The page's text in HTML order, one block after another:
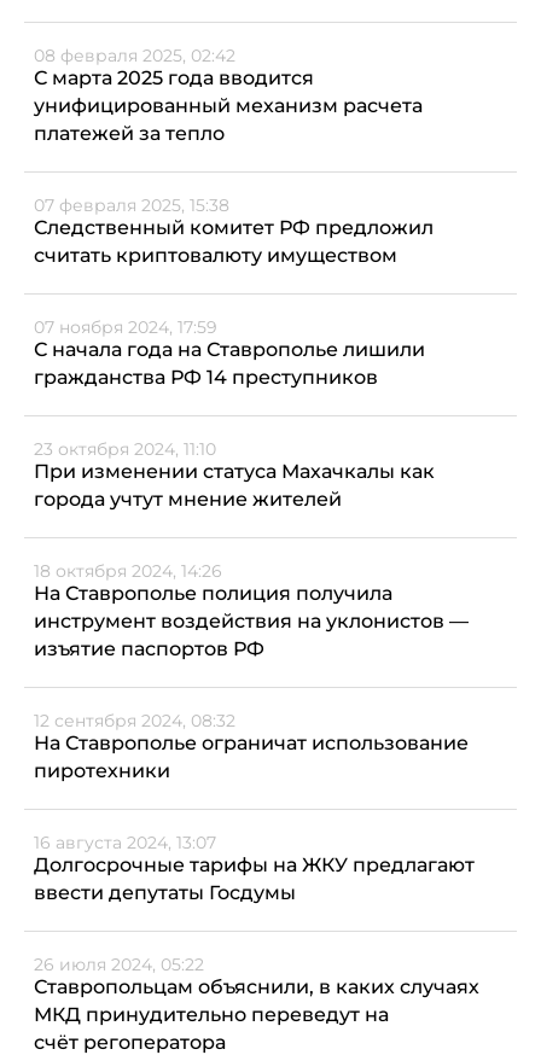
08 февраля 2025, 02:42
С марта 2025 года вводится
унифицированный механизм расчета
платежей за тепло
07 февраля 2025, 15:38
Следственный комитет РФ предложил
считать криптовалюту имуществом
07 ноября 2024, 17:59
С начала года на Ставрополье лишили
гражданства РФ 14 преступников
23 октября 2024, 11:10
При изменении статуса Махачкалы как
города учтут мнение жителей
18 октября 2024, 14:26
На Ставрополье полиция получила
инструмент воздействия на уклонистов —
изъятие паспортов РФ
12 сентября 2024, 08:32
На Ставрополье ограничат использование
пиротехники
16 августа 2024, 13:07
Долгосрочные тарифы на ЖКУ предлагают
ввести депутаты Госдумы
26 июля 2024, 05:22
Ставропольцам объяснили, в каких случаях
МКД принудительно переведут на
счёт регоператора